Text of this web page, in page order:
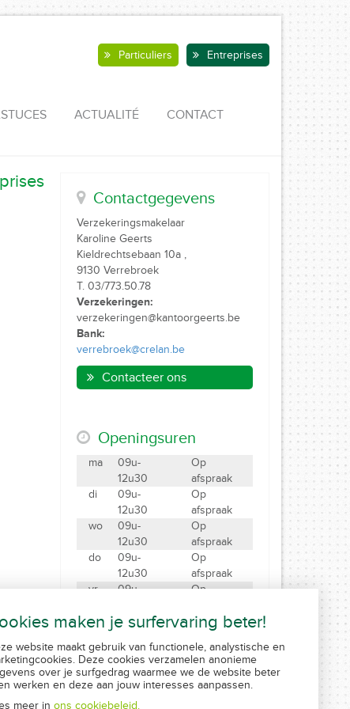
Particuliers Entreprises
ACTUALITÉ CONTACT
Contactgegevens
Verzekeringsmakelaar
Karoline Geerts
Kieldrechtsebaan 10a ,
9130 Verrebroek
T. 03/773.50.78
Verzekeringen:
verzekeringen@kantoorgeerts.be
Bank:
verrebroek@crelan.be
Contacteer ons
Openingsuren
ma
09u-
12u30
Op
afspraak
di
09u-
12u30
Op
afspraak
wo
09u-
12u30
Op
afspraak
do
09u-
12u30
Op
afspraak
vr
09u-
Op
za
09u-12u Gesloten
Maak een afspraak
Created by Insucommerce
maken je surfervaring beter!
website maakt gebruik van functionele, analystische en
Deze cookies verzamelen anonieme
over je surfgedrag waarmee we de website beter
werken en deze aan jouw interesses aanpassen.
meer in ons cookiebeleid.